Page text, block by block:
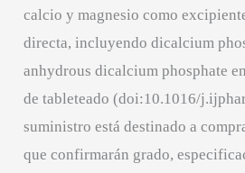
calcio y magnesio como
directa, incluyendo dicalcium
anhydrous dicalcium phosphate
de tableteado (doi:10.1016/
suministro está destinado a
que confirmarán grado,